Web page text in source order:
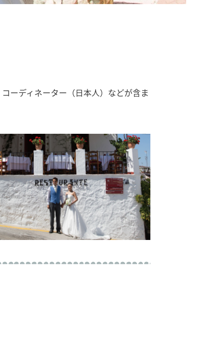
ーディネーター（日本人）などが含ま